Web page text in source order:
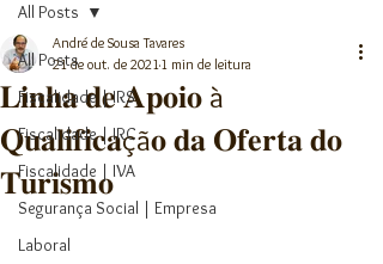
All Posts
Fiscalidade | IRS
Fiscalidade | IRC
Fiscalidade | IVA
Segurança Social | Empresa
Laboral
All Posts
𝐋𝐢𝐧𝐡𝐚 𝐝𝐞 𝐀𝐩𝐨𝐢𝐨 à
𝐐𝐮𝐚𝐥𝐢𝐟𝐢𝐜𝐚çã𝐨 𝐝𝐚 𝐎𝐟𝐞𝐫𝐭𝐚 𝐝𝐨
𝐓𝐮𝐫𝐢𝐬𝐦𝐨
André de Sousa Tavares
21 de out. de 20211 min de leitura